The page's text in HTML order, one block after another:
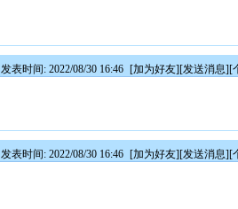
发表时间: 2022/08/30 16:46 [加为好友][发送消息][
发表时间: 2022/08/30 16:46 [加为好友][发送消息][